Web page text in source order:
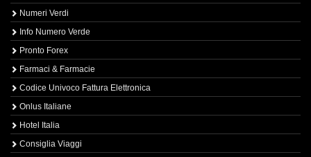
Numeri Verdi
Info Numero Verde
Pronto Forex
Farmaci & Farmacie
Codice Univoco Fattura Elettronica
Onlus Italiane
Hotel Italia
Consiglia Viaggi